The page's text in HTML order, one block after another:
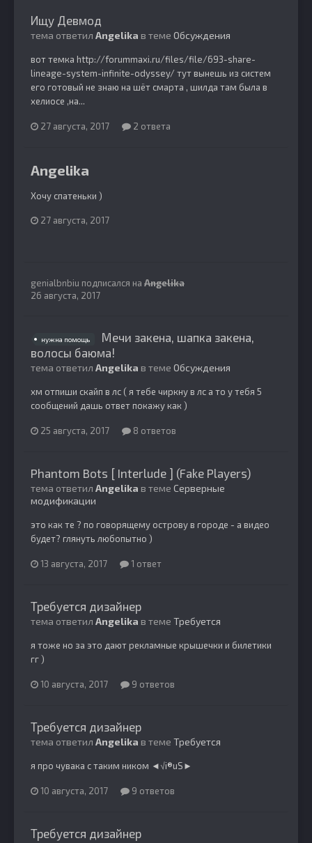
Ищу Девмод
тема ответил Angelika в теме Обсуждения
вот темка http://forummaxi.ru/files/file/693-share-
lineage-system-infinite-odyssey/ тут вынешь из систем
его готовый не знаю на шёт смарта , шилда там была в
хелиосе ,на...
27 августа, 2017 2 ответа
Angelika
Хочу спатеньки )
27 августа, 2017
genialbnbiu подписался на Angelika
26 августа, 2017
нужна помощь
Мечи закена, шапка закена,
волосы баюма!
тема ответил Angelika в теме Обсуждения
хм отпиши скайп в лс ( я тебе чиркну в лс а то у тебя 5
сообщений дашь ответ покажу как )
25 августа, 2017 8 ответов
Phantom Bots [ Interlude ] (Fake Players)
тема ответил Angelika в теме Серверные
модификации
это как те ? по говорящему острову в городе - а видео
будет? глянуть любопытно )
13 августа, 2017 1 ответ
Требуется дизайнер
тема ответил Angelika в теме Требуется
я тоже но за это дают рекламные крышечки и билетики
гг )
10 августа, 2017 9 ответов
Требуется дизайнер
тема ответил Angelika в теме Требуется
я про чувака с таким ником ◄√i®uS►
10 августа, 2017 9 ответов
Требуется дизайнер